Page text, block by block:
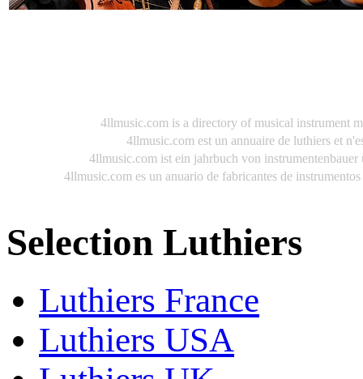
4llmusic.com is a directory of musical instrument
4llmusic.com est un annuaire de luthiers et
4llmusic.com ist ein jahrbuch von
4llmusic.com es un anuario de fabricantes de
Selection Luthiers
Luthiers France
Luthiers USA